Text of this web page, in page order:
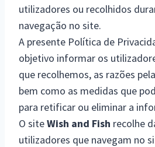
utilizadores ou recolhidos
navegação no site.
A presente Política de
objetivo informar os
que recolhemos, as razões
bem como as medidas que
para retificar ou eliminar a
O siteWish and Fish recolhe
utilizadores que navegam no